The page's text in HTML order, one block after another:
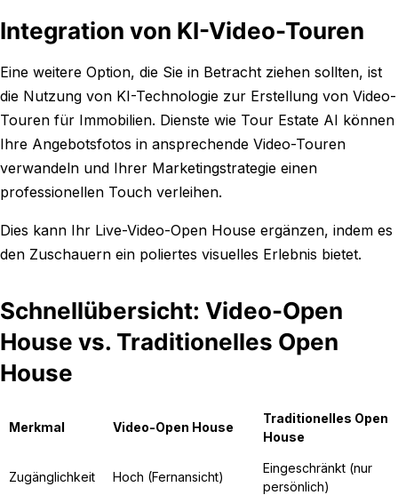
Integration von KI-Video-Touren
Eine weitere Option, die Sie in Betracht ziehen sollten, ist
die Nutzung von KI-Technologie zur Erstellung von Video-
Touren für Immobilien. Dienste wie Tour Estate AI können
Ihre Angebotsfotos in ansprechende Video-Touren
verwandeln und Ihrer Marketingstrategie einen
professionellen Touch verleihen.
Dies kann Ihr Live-Video-Open House ergänzen, indem es
den Zuschauern ein poliertes visuelles Erlebnis bietet.
Schnellübersicht: Video-Open
House vs. Traditionelles Open
House
Merkmal Video-Open House
Traditionelles Open
House
Zugänglichkeit Hoch (Fernansicht)
Eingeschränkt (nur
persönlich)